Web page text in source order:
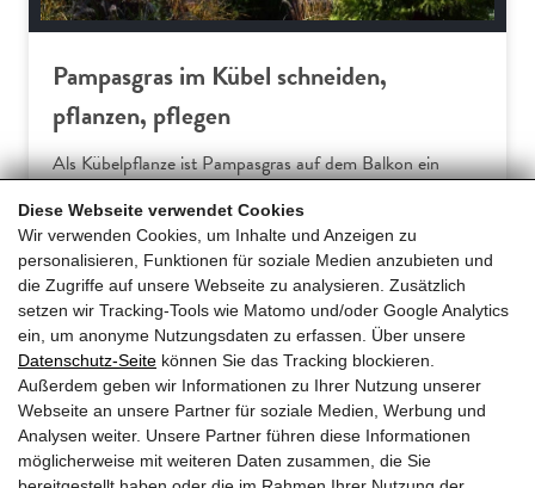
Diese Webseite verwendet Cookies
Wir verwenden Cookies, um Inhalte und Anzeigen zu
personalisieren, Funktionen für soziale Medien anzubieten und
die Zugriffe auf unsere Webseite zu analysieren. Zusätzlich
setzen wir Tracking-Tools wie Matomo und/oder Google Analytics
ein, um anonyme Nutzungsdaten zu erfassen. Über unsere
Datenschutz-Seite können Sie das Tracking blockieren.
Außerdem geben wir Informationen zu Ihrer Nutzung unserer
Webseite an unsere Partner für soziale Medien, Werbung und
Analysen weiter. Unsere Partner führen diese Informationen
möglicherweise mit weiteren Daten zusammen, die Sie
Pampasgras im Kübel schneiden,
pflanzen, pflegen
Als Kübelpflanze ist Pampasgras auf dem Balkon ein
die Privatsphäre vor neugierigen Blicken. Pompöses
Highlight im Jahr von Pampasgras (Cortaderia selloana)
sind die fluffigen Blütenähren, die sich ab September
sanft im Wind… […]
Mehr erfahren